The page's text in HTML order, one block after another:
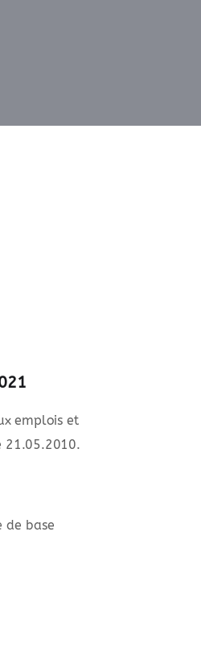
emplois et
21.05.2010.
de base